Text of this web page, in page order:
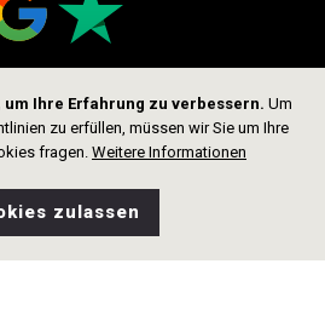
um Ihre Erfahrung zu verbessern. Um
zu erfüllen, müssen wir Sie um Ihre
fragen. Weitere Informationen
zulassen
Folge uns
Shop Wunschliste